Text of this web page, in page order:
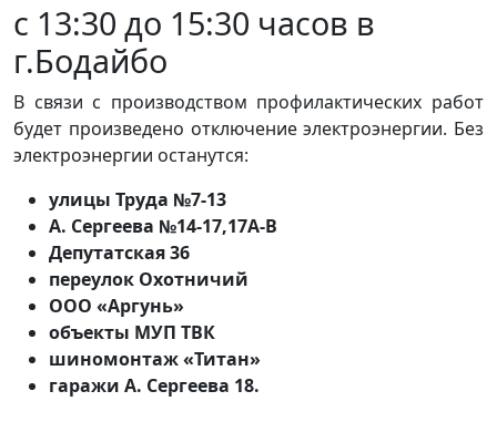
с 13:30 до 15:30 часов в
г.Бодайбо
В связи с производством профилактических работ
будет произведено отключение электроэнергии. Без
электроэнергии останутся:
улицы Труда №7-13
А. Сергеева №14-17,17А-В
Депутатская 36
переулок Охотничий
ООО «Аргунь»
объекты МУП ТВК
шиномонтаж «Титан»
гаражи А. Сергеева 18.